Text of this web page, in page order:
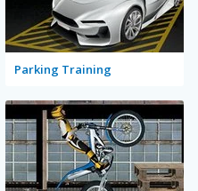
Parking Training